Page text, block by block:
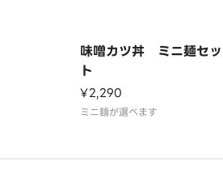
味噌カツ丼 ミニ麺セッ
ト
¥2,290
ミニ麺が選べます